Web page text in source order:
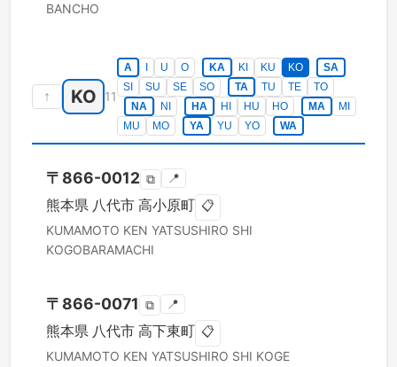
BANCHO
↑ KO 11
A U O KA KI KU KO
SA
SI
SU SE SO TA TU TE
TO
NA
NI HA HI HU HO MA
MI
MU
MO YA YU YO WA
〒 866-0012 ⧉ 📍
熊本県 八代市 高小原町 📋
KUMAMOTO KEN YATSUSHIRO SHI
KOGOBARAMACHI
〒 866-0071 ⧉ 📍
熊本県 八代市 高下東町 📋
KUMAMOTO KEN YATSUSHIRO SHI KOGE